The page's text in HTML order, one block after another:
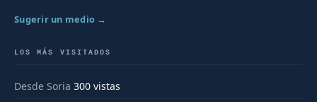
Sugerir un medio →
LOS MÁS VISITADOS
Desde Soria 300 vistas